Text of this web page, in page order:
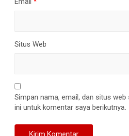
Situs Web
Simpan nama, email, dan situs web
ini untuk komentar saya berikutnya.